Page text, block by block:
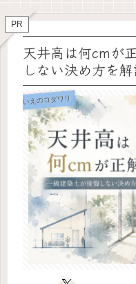
PR
天井高は何cmが
しない決め方を
いえのコダワリ